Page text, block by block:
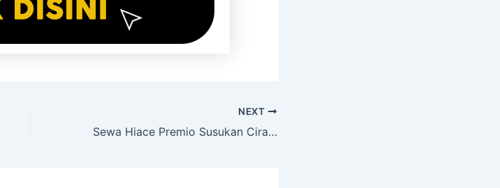
NEXT
Sewa Hiace Premio Susukan Ciracas Jakarta Timur